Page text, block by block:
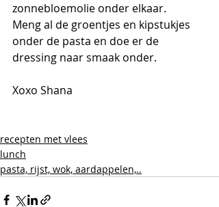
zonnebloemolie onder elkaar.
Meng al de groentjes en kipstukjes
onder de pasta en doe er de
dressing naar smaak onder.
Xoxo Shana
recepten met vlees
lunch
pasta, rijst, wok, aardappelen,..